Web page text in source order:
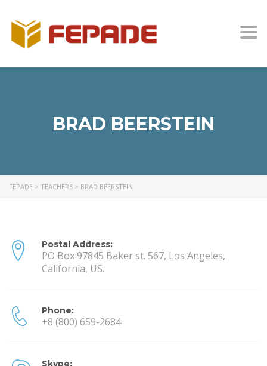
BRAD BEERSTEIN
FEPADE > TEACHERS > BRAD BEERSTEIN
Postal Address:
PO Box 97845 Baker st. 567, Los Angeles,
California, US.
Phone:
+8 (800) 659-2684
Skype: